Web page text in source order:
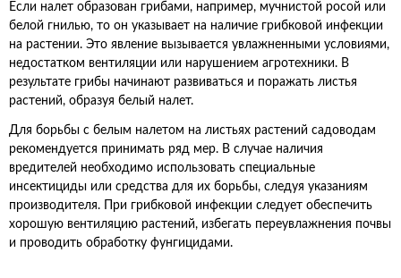
Если налет образован грибами, например, мучнистой росой или
белой гнилью, то он указывает на наличие грибковой инфекции
на растении. Это явление вызывается увлажненными условиями,
недостатком вентиляции или нарушением агротехники. В
результате грибы начинают развиваться и поражать листья
растений, образуя белый налет.
Для борьбы с белым налетом на листьях растений садоводам
рекомендуется принимать ряд мер. В случае наличия
вредителей необходимо использовать специальные
инсектициды или средства для их борьбы, следуя указаниям
производителя. При грибковой инфекции следует обеспечить
хорошую вентиляцию растений, избегать переувлажнения почвы
и проводить обработку фунгицидами.